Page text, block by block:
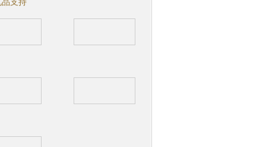
品支持